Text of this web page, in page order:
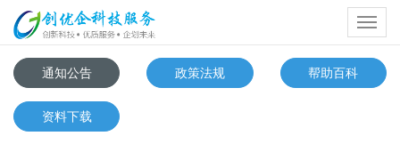
通知公告
政策法规 帮助百科
资料下载